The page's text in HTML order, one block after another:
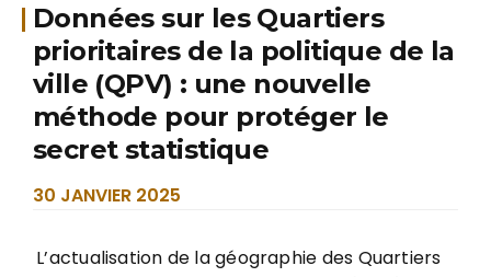
Données sur les Quartiers
prioritaires de la politique de la
ville (QPV) : une nouvelle
méthode pour protéger le
secret statistique
30 JANVIER 2025
L’actualisation de la géographie des Quartiers